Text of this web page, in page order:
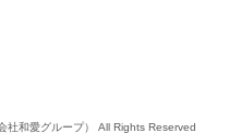
社和愛グループ） All Rights Reserved